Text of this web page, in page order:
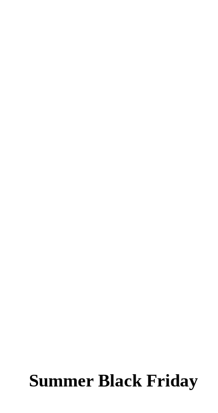
Summer Black Friday